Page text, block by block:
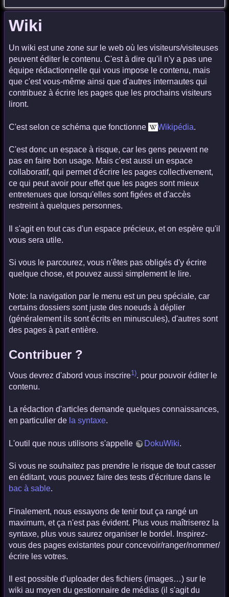
Wiki
Un wiki est une zone sur le web où les visiteurs/visiteuses
peuvent éditer le contenu. C'est à dire qu'il n'y a pas une
équipe rédactionnelle qui vous impose le contenu, mais
que c'est vous-même ainsi que d'autres internautes qui
contribuez à écrire les pages que les prochains visiteurs
liront.
C'est selon ce schéma que fonctionne Wikipédia.
C'est donc un espace à risque, car les gens peuvent ne
pas en faire bon usage. Mais c'est aussi un espace
collaboratif, qui permet d'écrire les pages collectivement,
ce qui peut avoir pour effet que les pages sont mieux
entretenues que lorsqu'elles sont figées et d'accès
restreint à quelques personnes.
Il s'agit en tout cas d'un espace précieux, et on espère qu'il
vous sera utile.
Si vous le parcourez, vous n'êtes pas obligés d'y écrire
quelque chose, et pouvez aussi simplement le lire.
Note: la navigation par le menu est un peu spéciale, car
certains dossiers sont juste des noeuds à déplier
(généralement ils sont écrits en minuscules), d'autres sont
des pages à part entière.
Contribuer ?
Vous devrez d'abord vous inscrire1). pour pouvoir éditer le
contenu.
La rédaction d'articles demande quelques connaissances,
en particulier de la syntaxe.
L'outil que nous utilisons s'appelle DokuWiki.
Si vous ne souhaitez pas prendre le risque de tout casser
en éditant, vous pouvez faire des tests d'écriture dans le
bac à sable.
Finalement, nous essayons de tenir tout ça rangé un
maximum, et ça n'est pas évident. Plus vous maîtriserez la
syntaxe, plus vous saurez organiser le bordel. Inspirez-
vous des pages existantes pour concevoir/ranger/nommer/
écrire les votres.
Il est possible d'uploader des fichiers (images…) sur le
wiki au moyen du gestionnaire de médias (il s'agit du